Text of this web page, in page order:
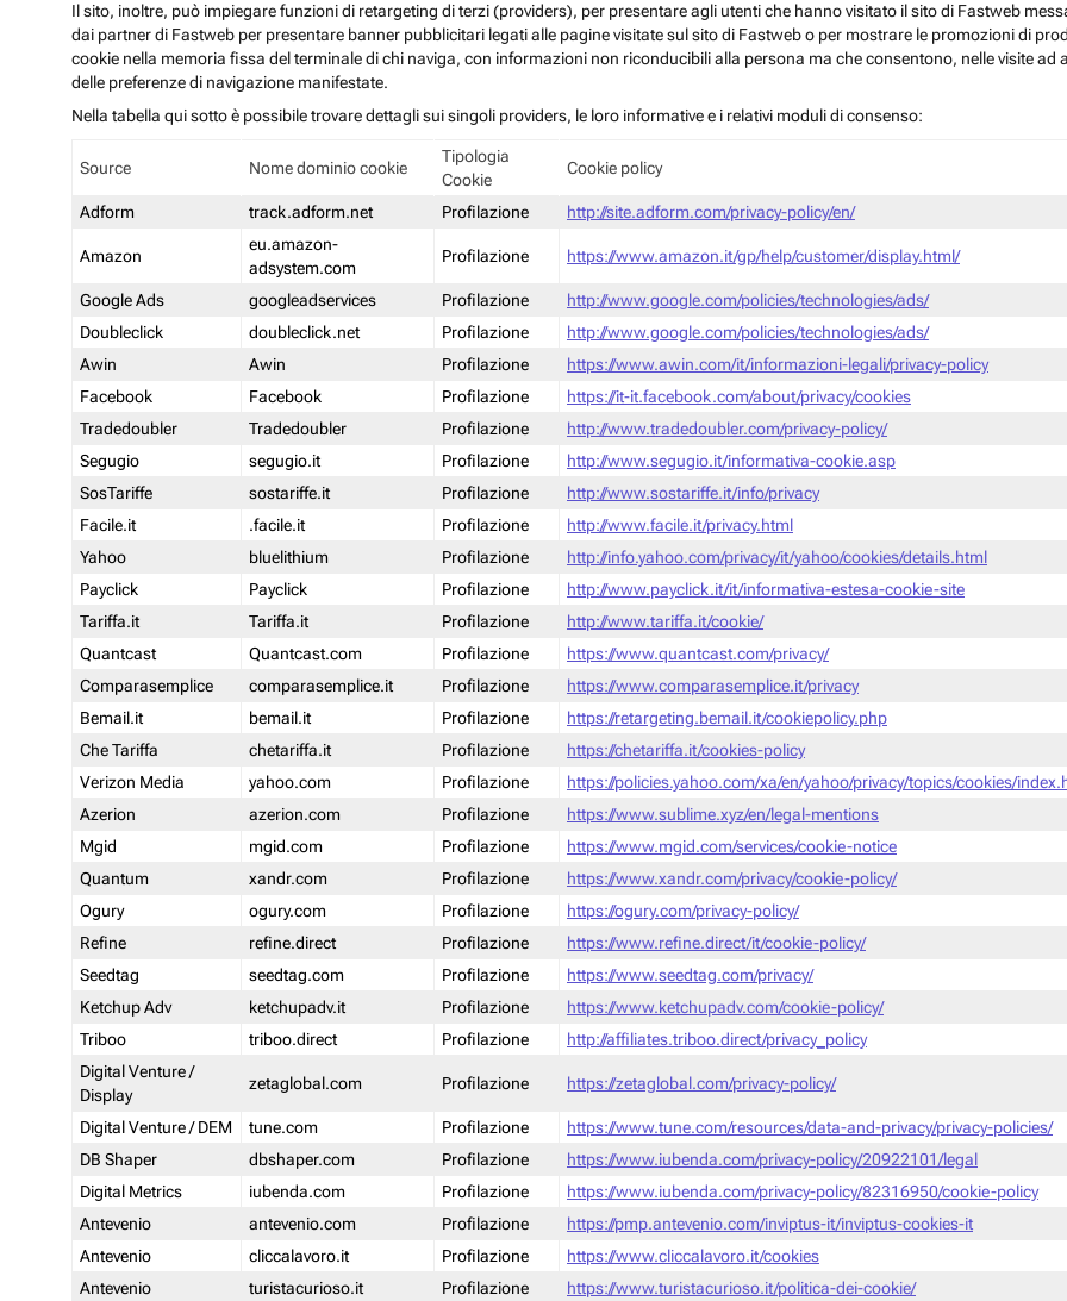
Il sito, inoltre, può impiegare funzioni di retargeting di terzi (providers), per presentare agli utenti che hanno visitato il sito di Fastweb
dai partner di Fastweb per presentare banner pubblicitari legati alle pagine visitate sul sito di Fastweb o per mostrare le promozioni di
cookie nella memoria fissa del terminale di chi naviga, con informazioni non riconducibili alla persona ma che consentono, nelle visite
delle preferenze di navigazione manifestate.
Nella tabella qui sotto è possibile trovare dettagli sui singoli providers, le loro informative e i relativi moduli di consenso:
Source Nome dominio cookie
Tipologia
Cookie
Cookie policy
Adform track.adform.net Profilazione http://site.adform.com/privacy-policy/en/
Amazon
eu.amazon-
adsystem.com
Profilazione https://www.amazon.it/gp/help/customer/display.html/
Google Ads googleadservices Profilazione
http://www.google.com/policies/technologies/ads/
Doubleclick
doubleclick.net Profilazione
http://www.google.com/policies/technologies/ads/
Awin
Awin Profilazione
https://www.awin.com/it/informazioni-legali/privacy-policy
Facebook
Facebook Profilazione
https://it-it.facebook.com/about/privacy/cookies
Tradedoubler
Tradedoubler Profilazione
http://www.tradedoubler.com/privacy-policy/
Segugio
segugio.it Profilazione
http://www.segugio.it/informativa-cookie.asp
SosTariffe
sostariffe.it Profilazione
http://www.sostariffe.it/info/privacy
Facile.it
.facile.it Profilazione
http://www.facile.it/privacy.html
Yahoo
bluelithium Profilazione
http://info.yahoo.com/privacy/it/yahoo/cookies/details.html
Payclick
Payclick Profilazione
http://www.payclick.it/it/informativa-estesa-cookie-site
Tariffa.it
Tariffa.it Profilazione
http://www.tariffa.it/cookie/
Quantcast
Quantcast.com Profilazione
https://www.quantcast.com/privacy/
Comparasemplice
comparasemplice.it Profilazione
https://www.comparasemplice.it/privacy
Bemail.it
bemail.it Profilazione
https://retargeting.bemail.it/cookiepolicy.php
Che Tariffa
chetariffa.it Profilazione
https://chetariffa.it/cookies-policy
Verizon Media
yahoo.com Profilazione
https://policies.yahoo.com/xa/en/yahoo/privacy/topics/cookies/
Azerion
azerion.com Profilazione
https://www.sublime.xyz/en/legal-mentions
Mgid
mgid.com Profilazione
https://www.mgid.com/services/cookie-notice
Quantum
xandr.com Profilazione
https://www.xandr.com/privacy/cookie-policy/
Ogury
ogury.com Profilazione
https://ogury.com/privacy-policy/
Refine
refine.direct Profilazione
https://www.refine.direct/it/cookie-policy/
Seedtag
seedtag.com Profilazione
https://www.seedtag.com/privacy/
Ketchup Adv
ketchupadv.it Profilazione
https://www.ketchupadv.com/cookie-policy/
Triboo
triboo.direct Profilazione
http://affiliates.triboo.direct/privacy_policy
Digital Venture /
Display
zetaglobal.com Profilazione https://zetaglobal.com/privacy-policy/
Digital Venture / DEM tune.com Profilazione
https://www.tune.com/resources/data-and-privacy/privacy-policies/
DB Shaper
dbshaper.com Profilazione
https://www.iubenda.com/privacy-policy/20922101/legal
Digital Metrics
iubenda.com Profilazione
https://www.iubenda.com/privacy-policy/82316950/cookie-policy
Antevenio
antevenio.com Profilazione
https://pmp.antevenio.com/inviptus-it/inviptus-cookies-it
Antevenio
cliccalavoro.it Profilazione
https://www.cliccalavoro.it/cookies
Antevenio
turistacurioso.it Profilazione
https://www.turistacurioso.it/politica-dei-cookie/